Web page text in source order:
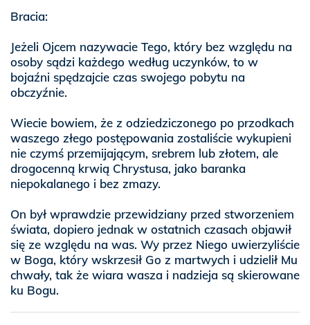
Bracia:
Jeżeli Ojcem nazywacie Tego, który bez względu na
osoby sądzi każdego według uczynków, to w
bojaźni spędzajcie czas swojego pobytu na
obczyźnie.
Wiecie bowiem, że z odziedziczonego po przodkach
waszego złego postępowania zostaliście wykupieni
nie czymś przemijającym, srebrem lub złotem, ale
drogocenną krwią Chrystusa, jako baranka
niepokalanego i bez zmazy.
On był wprawdzie przewidziany przed stworzeniem
świata, dopiero jednak w ostatnich czasach objawił
się ze względu na was. Wy przez Niego uwierzyliście
w Boga, który wskrzesił Go z martwych i udzielił Mu
chwały, tak że wiara wasza i nadzieja są skierowane
ku Bogu.